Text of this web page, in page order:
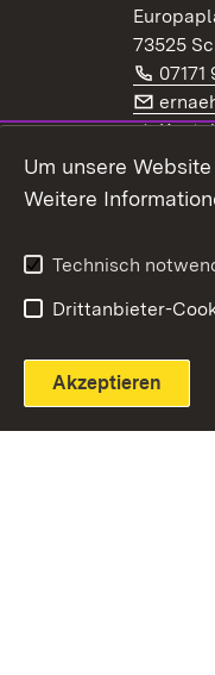
73525
07171
E-
Um unsere
Weitere
Technisch
Drittanbieter-
Akzeptieren